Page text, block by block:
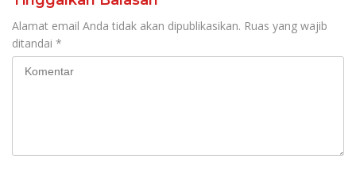
Alamat email Anda tidak akan dipublikasikan. Ruas yang wajib
ditandai *